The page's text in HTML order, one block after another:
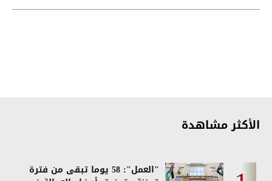
الأكثر مشاهدة
"العمل": 58 يوما تبقى من فترة